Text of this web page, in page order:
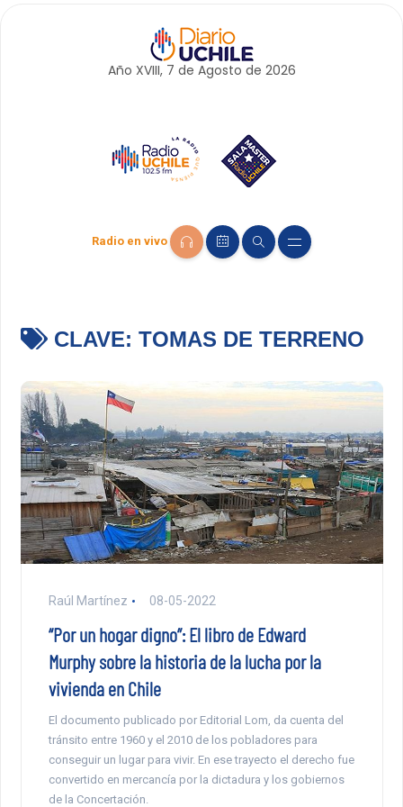
Año XVIII, 7 de Agosto de 2026
Radio en vivo
CLAVE: TOMAS DE TERRENO
Raúl Martínez 08-05-2022
“Por un hogar digno”: El libro de Edward
Murphy sobre la historia de la lucha por la
vivienda en Chile
El documento publicado por Editorial Lom, da cuenta del
tránsito entre 1960 y el 2010 de los pobladores para
conseguir un lugar para vivir. En ese trayecto el derecho fue
convertido en mercancía por la dictadura y los gobiernos
de la Concertación.